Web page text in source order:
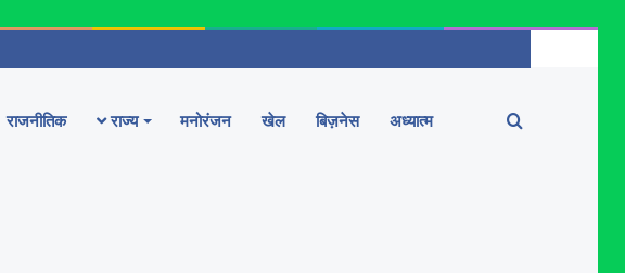
राजनीतिक राज्य मनोरंजन खेल बिज़नेस अध्यात्म Search